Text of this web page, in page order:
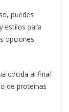
puedes
estilos para
opciones
cocida al final
de proteínas